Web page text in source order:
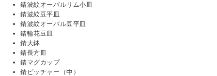
錆波紋オーバルリム小皿
錆波紋豆平皿
錆波紋オーバル豆平皿
錆輪花豆皿
錆大鉢
錆長方皿
錆マグカップ
錆ピッチャー（中）